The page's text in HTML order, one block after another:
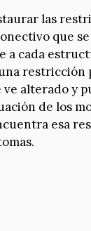
las
que
a cada
restricción
alterado y
de los
esa